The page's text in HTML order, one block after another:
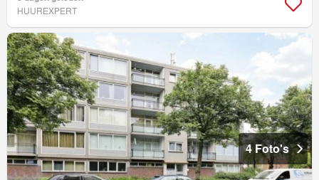
HUUREXPERT
4 Foto's